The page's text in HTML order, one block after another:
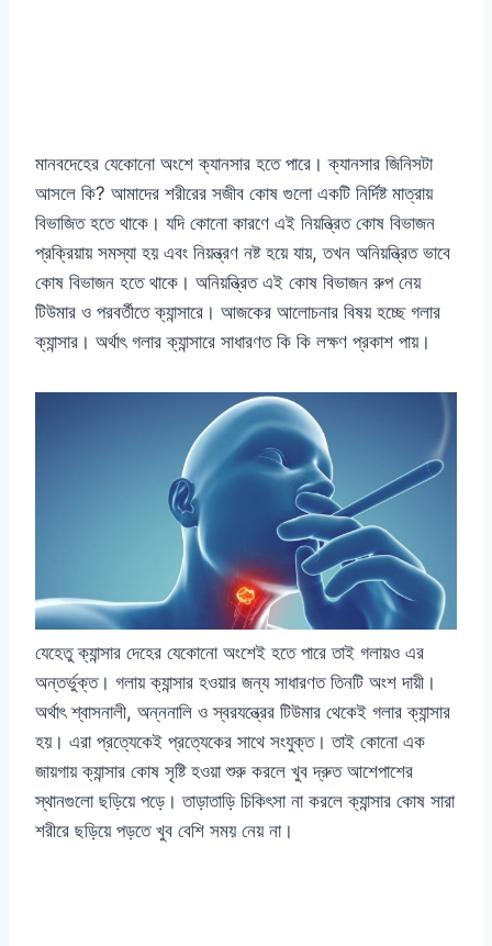
মানবদেহের যেকোনো অংশে ক্যানসার হতে পারে। ক্যানসার জিনিসটা
আসলে কি? আমাদের শরীরের সজীব কোষ গুলো একটি নির্দিষ্ট মাত্রায়
বিভাজিত হতে থাকে। যদি কোনো কারণে এই নিয়ন্ত্রিত কোষ বিভাজন
প্রক্রিয়ায় সমস্যা হয় এবং নিয়ন্ত্রণ নষ্ট হয়ে যায়, তখন অনিয়ন্ত্রিত ভাবে
কোষ বিভাজন হতে থাকে। অনিয়ন্ত্রিত এই কোষ বিভাজন রুপ নেয়
টিউমার ও পরবর্তীতে ক্যান্সারে। আজকের আলোচনার বিষয় হচ্ছে গলার
ক্যান্সার। অর্থাৎ গলার ক্যান্সারে সাধারণত কি কি লক্ষণ প্রকাশ পায়।
যেহেতু ক্যান্সার দেহের যেকোনো অংশেই হতে পারে তাই গলায়ও এর
অন্তর্ভুক্ত। গলায় ক্যান্সার হওয়ার জন্য সাধারণত তিনটি অংশ দায়ী।
অর্থাৎ শ্বাসনালী, অন্ননালি ও স্বরযন্ত্রের টিউমার থেকেই গলার ক্যান্সার
হয়। এরা প্রত্যেকেই প্রত্যেকের সাথে সংযুক্ত। তাই কোনো এক
জায়গায় ক্যান্সার কোষ সৃষ্টি হওয়া শুরু করলে খুব দ্রুত আশেপাশের
স্থানগুলো ছড়িয়ে পড়ে। তাড়াতাড়ি চিকিৎসা না করলে ক্যান্সার কোষ সারা
শরীরে ছড়িয়ে পড়তে খুব বেশি সময় নেয় না।